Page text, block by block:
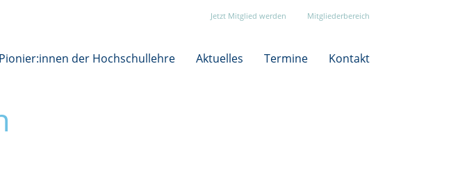
Jetzt Mitglied werden Mitgliederbereich
Pionier:innen der Hochschullehre Aktuelles Termine Kontakt